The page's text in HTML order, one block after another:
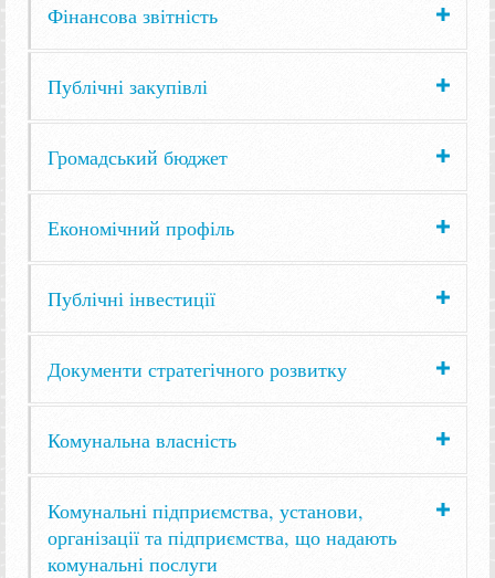
Фінансова звітність
Публічні закупівлі
Громадський бюджет
Економічний профіль
Публічні інвестиції
Документи стратегічного розвитку
Комунальна власність
Комунальні підприємства, установи,
організації та підприємства, що надають
комунальні послуги